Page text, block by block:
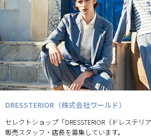
DRESSTERIOR（株式会社ワールド）
セレクトショップ「DRESSTERIOR（ドレステリ
販売スタッフ・店長を募集しています。